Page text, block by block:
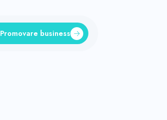
Promovare business